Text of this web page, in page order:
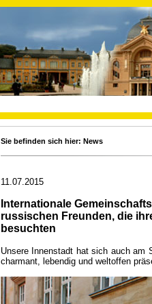
Sie befinden sich hier: News
11.07.2015
Internationale
russischen Freunden, die
besuchten
Unsere Innenstadt hat sich auch am
charmant, lebendig und weltoffen